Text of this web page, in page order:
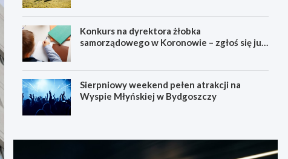
Konkurs na dyrektora żłobka
samorządowego w Koronowie – zgłoś się już
Sierpniowy weekend pełen atrakcji na
Wyspie Młyńskiej w Bydgoszczy